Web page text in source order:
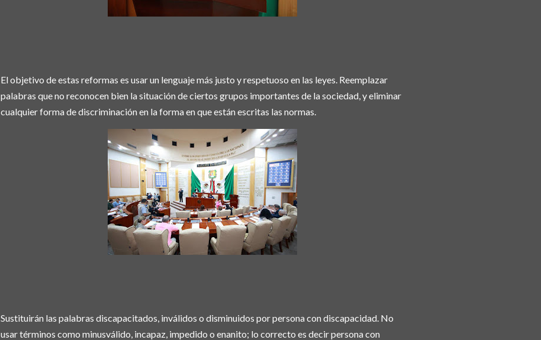
El objetivo de estas reformas es usar un lenguaje más justo y respetuoso en las leyes. Reemplazar
palabras que no reconocen bien la situación de ciertos grupos importantes de la sociedad, y eliminar
cualquier forma de discriminación en la forma en que están escritas las normas.
Sustituirán las palabras discapacitados, inválidos o disminuidos por persona con discapacidad. No
usar términos como minusválido, incapaz, impedido o enanito; lo correcto es decir persona con